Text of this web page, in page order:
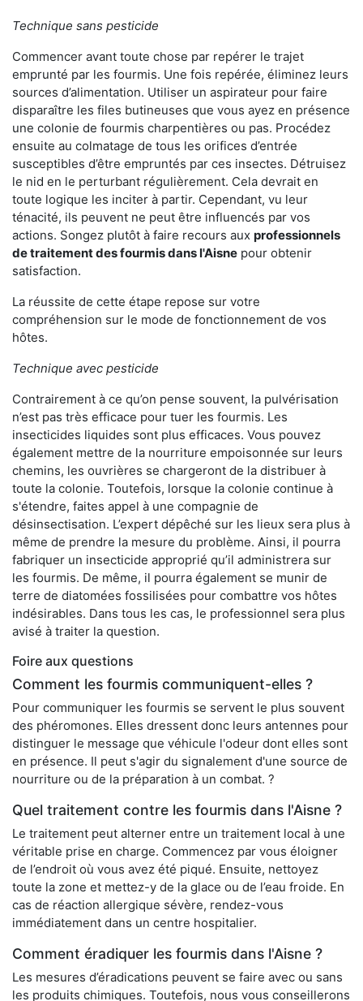
Technique sans pesticide
Commencer avant toute chose par repérer le trajet
emprunté par les fourmis. Une fois repérée, éliminez leurs
sources d’alimentation. Utiliser un aspirateur pour faire
disparaître les files butineuses que vous ayez en présence
une colonie de fourmis charpentières ou pas. Procédez
ensuite au colmatage de tous les orifices d’entrée
susceptibles d’être empruntés par ces insectes. Détruisez
le nid en le perturbant régulièrement. Cela devrait en
toute logique les inciter à partir. Cependant, vu leur
ténacité, ils peuvent ne peut être influencés par vos
actions. Songez plutôt à faire recours aux professionnels
de traitement des fourmis dans l'Aisne pour obtenir
satisfaction.
La réussite de cette étape repose sur votre
compréhension sur le mode de fonctionnement de vos
hôtes.
Technique avec pesticide
Contrairement à ce qu’on pense souvent, la pulvérisation
n’est pas très efficace pour tuer les fourmis. Les
insecticides liquides sont plus efficaces. Vous pouvez
également mettre de la nourriture empoisonnée sur leurs
chemins, les ouvrières se chargeront de la distribuer à
toute la colonie. Toutefois, lorsque la colonie continue à
s'étendre, faites appel à une compagnie de
désinsectisation. L’expert dépêché sur les lieux sera plus à
même de prendre la mesure du problème. Ainsi, il pourra
fabriquer un insecticide approprié qu’il administrera sur
les fourmis. De même, il pourra également se munir de
terre de diatomées fossilisées pour combattre vos hôtes
indésirables. Dans tous les cas, le professionnel sera plus
avisé à traiter la question.
Foire aux questions
Comment les fourmis communiquent-elles ?
Pour communiquer les fourmis se servent le plus souvent
des phéromones. Elles dressent donc leurs antennes pour
distinguer le message que véhicule l'odeur dont elles sont
en présence. Il peut s'agir du signalement d'une source de
nourriture ou de la préparation à un combat. ?
Quel traitement contre les fourmis dans l'Aisne ?
Le traitement peut alterner entre un traitement local à une
véritable prise en charge. Commencez par vous éloigner
de l’endroit où vous avez été piqué. Ensuite, nettoyez
toute la zone et mettez-y de la glace ou de l’eau froide. En
cas de réaction allergique sévère, rendez-vous
immédiatement dans un centre hospitalier.
Comment éradiquer les fourmis dans l'Aisne ?
Les mesures d’éradications peuvent se faire avec ou sans
les produits chimiques. Toutefois, nous vous conseillerons